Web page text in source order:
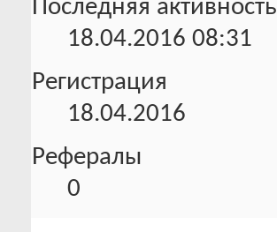
Последняя активность
18.04.2016 08:31
Регистрация
18.04.2016
Рефералы
0